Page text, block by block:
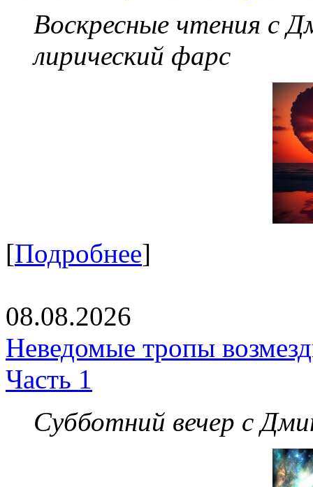
Воскресные чтения с
лирический фарс
[Подробнее]
08.08.2026
Неведомые тропы
Часть 1
Субботний вечер с